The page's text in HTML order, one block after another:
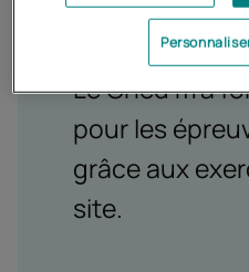
Le Cned m'a
pour les
grâce aux
site.